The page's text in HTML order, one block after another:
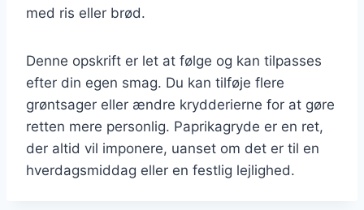
med ris eller brød.
Denne opskrift er let at følge og kan tilpasses
efter din egen smag. Du kan tilføje flere
grøntsager eller ændre krydderierne for at gøre
retten mere personlig. Paprikagryde er en ret,
der altid vil imponere, uanset om det er til en
hverdagsmiddag eller en festlig lejlighed.